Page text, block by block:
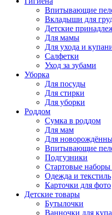
Впитывающие
Вкладыши для
Детские
Для мамы
Для ухода и
Салфетки
Уход за зубами
Уборка
Для посуды
Для стирки
Для уборки
Роддом
Сумка в роддом
Для мам
Для
Впитывающие
Подгузники
Стартовые наборы
Одежда и текстиль
Карточки для фото
Детские товары
Бутылочки
Ванночки для